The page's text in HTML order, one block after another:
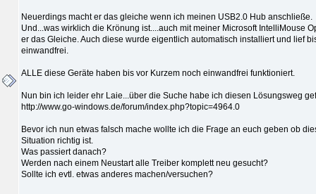
Neuerdings macht er das gleiche wenn ich meinen USB2.0 Hub anschließe.
Und...was wirklich die Krönung ist....auch mit meiner Microsoft IntelliMouse
er das Gleiche. Auch diese wurde eigentlich automatisch installiert und lief
einwandfrei.
ALLE diese Geräte haben bis vor Kurzem noch einwandfrei funktioniert.
Nun bin ich leider ehr Laie...über die Suche habe ich diesen Lösungsweg
http://www.go-windows.de/forum/index.php?topic=4964.0
Bevor ich nun etwas falsch mache wollte ich die Frage an euch geben ob
Situation richtig ist.
Was passiert danach?
Werden nach einem Neustart alle Treiber komplett neu gesucht?
Sollte ich evtl. etwas anderes machen/versuchen?